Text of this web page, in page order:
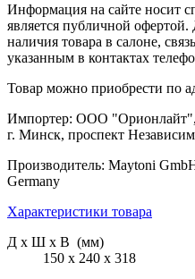
Информация на сайте носит
является публичной
наличия товара в салоне,
указанным в контактах
Товар можно приобрести по
Импортер: ООО "Орионлайт",
г. Минск, проспект
Производитель: Maytoni
Germany
Характеристики товара
Д х Ш х В (мм)
150 х 240 х 318